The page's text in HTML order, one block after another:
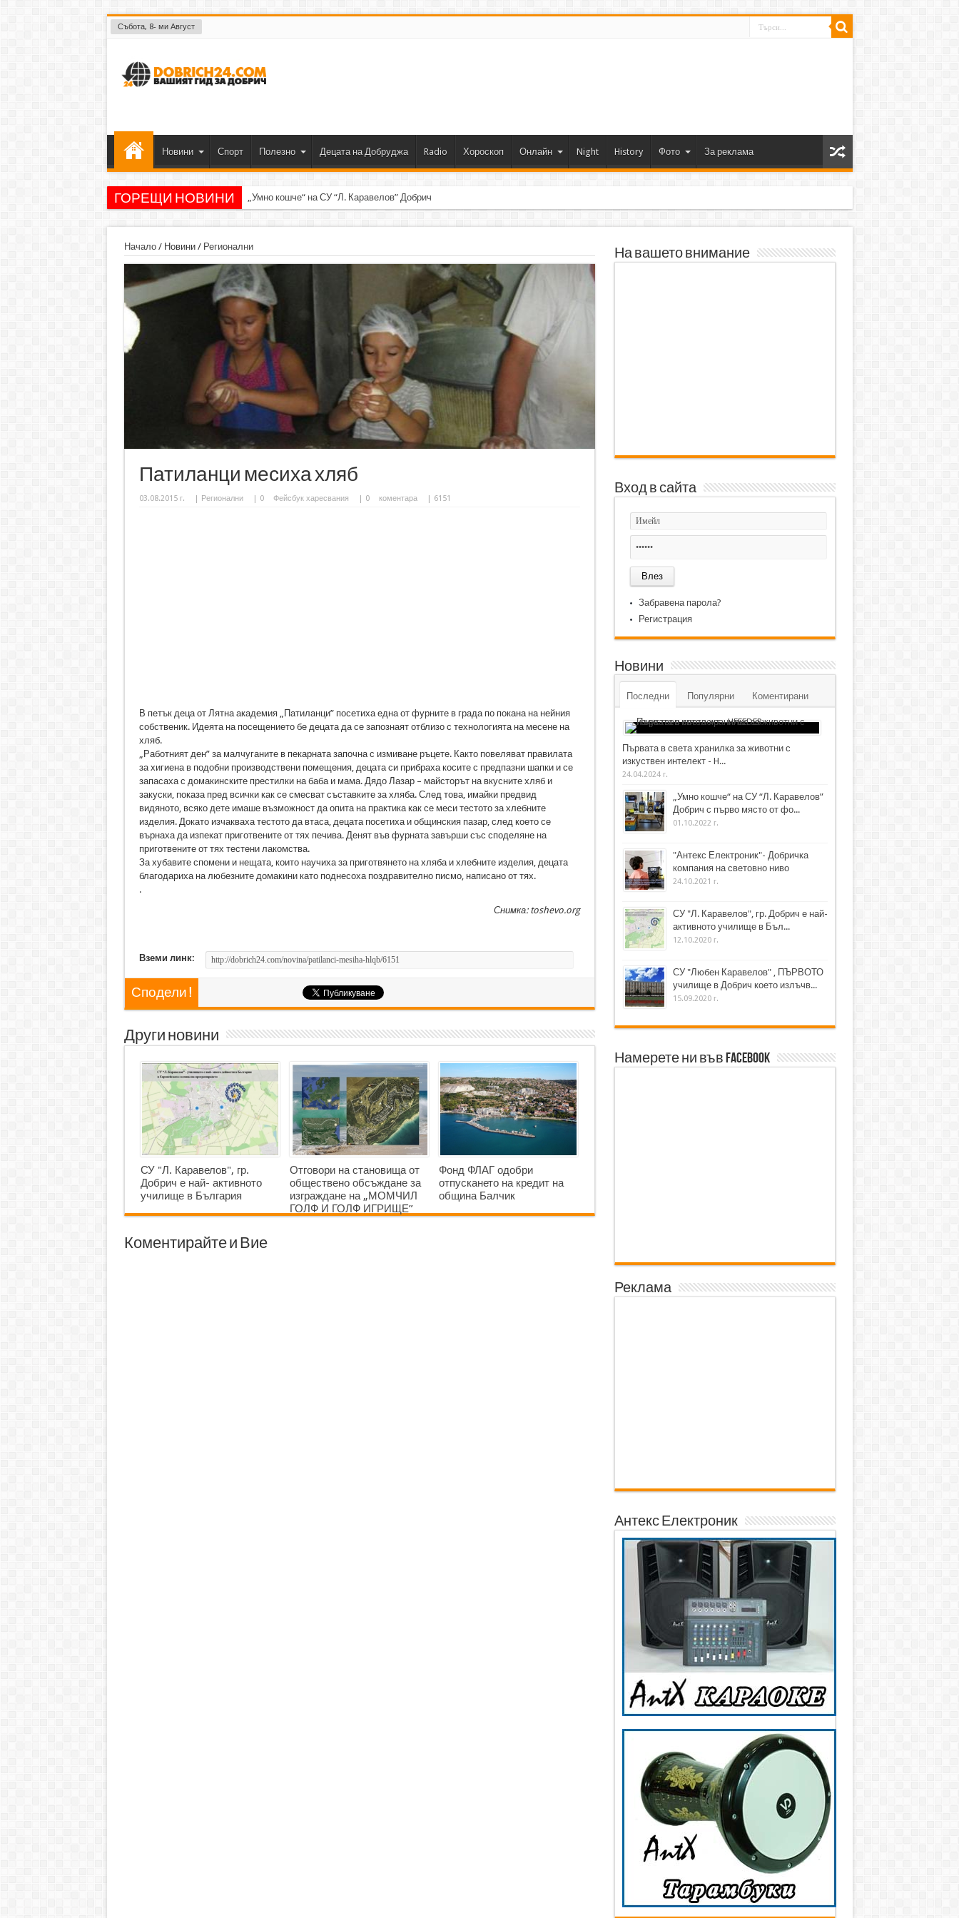
Събота, 8- ми Август
Новини Спорт Полезно Децата на Добруджа Radio Хороскоп Онлайн Night History Фото За реклама
ГОРЕЩИ НОВИНИ „Умно кошче“ на СУ “Л. Каравелов” Добрич с първо място от форум по робот
Начало/ Новини/ Регионални
Патиланци месиха хляб
03.08.2015 г. Регионални 0 Фейсбук харесвания 0 коментара | 6151
В петък деца от Лятна академия „Патиланци” посетиха една от фурните в града по покана на нейния
собственик. Идеята на посещението бе децата да се запознаят отблизо с технологията на месене на
хляб.
„Работният ден” за малчуганите в пекарната започна с измиване ръцете. Както повеляват правилата
за хигиена в подобни производствени помещения, децата си прибраха косите с предпазни шапки и се
запасаха с домакинските престилки на баба и мама. Дядо Лазар – майсторът на вкусните хляб и
закуски, показа пред всички как се смесват съставките за хляба. След това, имайки предвид
видяното, всяко дете имаше възможност да опита на практика как се меси тестото за хлебните
изделия. Докато изчакваха тестото да втаса, децата посетиха и общинския пазар, след което се
върнаха да изпекат приготвените от тях печива. Денят във фурната завърши със споделяне на
приготвените от тях тестени лакомства.
За хубавите спомени и нещата, които научиха за приготвянето на хляба и хлебните изделия, децата
благодариха на любезните домакини като поднесоха поздравително писмо, написано от тях.
.
Снимка: toshevo.org
Вземи линк:
Сподели !
Други новини
СУ "Л. Каравелов", гр.
Добрич е най- активното
училище в България
Отговори на становища от
обществено обсъждане за
изграждане на „МОМЧИЛ
ГОЛФ И ГОЛФ ИГРИЩЕ”
Фонд ФЛАГ одобри
отпускането на кредит на
община Балчик
Коментирайте и Вие
На вашето внимание
Вход в сайта
Забравена парола?
Регистрация
Новини
Последни Популярни Коментирани
Първата в света хранилка за животни с
изкуствен интелект - H...
24.04.2024 г.
„Умно кошче“ на СУ “Л. Каравелов”
Добрич с първо място от фо...
01.10.2022 г.
"Антекс Електроник"- Добричка
компания на световно ниво
24.10.2021 г.
СУ "Л. Каравелов", гр. Добрич е най-
активното училище в Бъл...
12.10.2020 г.
СУ "Любен Каравелов" , ПЪРВОТО
училище в Добрич което излъчв...
15.09.2020 г.
Намерете ни във Facebook
Реклама
Антекс Електроник